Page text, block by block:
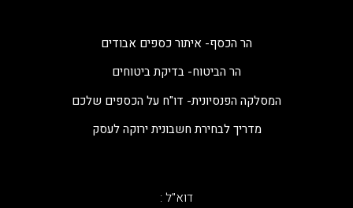
הר הכסף- איתור כספים אבודים
הר הביטוח- בדיקת ביטוחים
המסלקה הפנסיונית- דו"ח על הכספים שלכם
מדריך לבחירת חשבונית ירוקה לעסק
דוא"ל :